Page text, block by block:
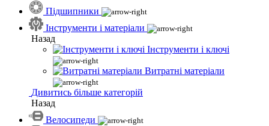
Підшипники
Інструменти і матеріали
Назад
Інструменти і ключі
Витратні матеріали
Дивитись більше категорій
Назад
Велосипеди